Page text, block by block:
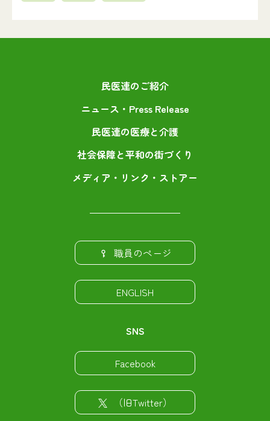
民医連のご紹介
ニュース・Press Release
民医連の医療と介護
社会保障と平和の街づくり
メディア・リンク・ストアー
職員のページ
ENGLISH
SNS
Facebook
（旧Twitter）